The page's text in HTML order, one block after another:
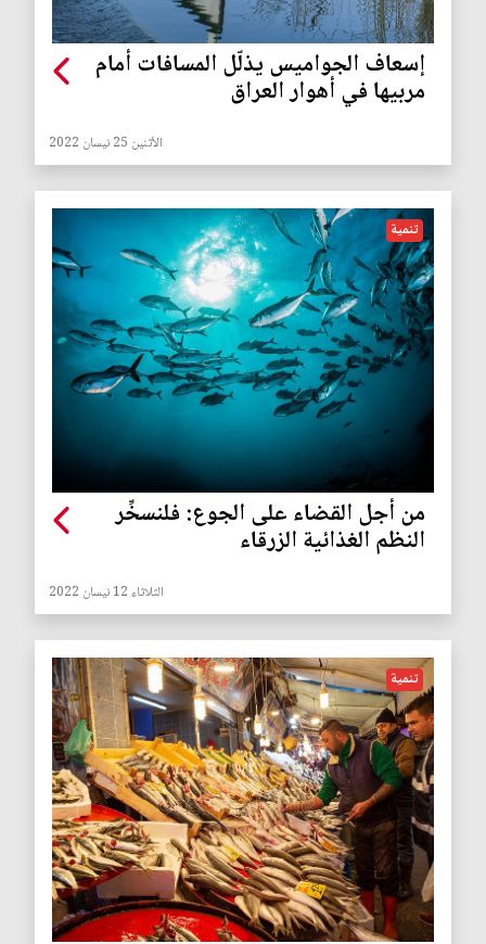
إسعاف الجواميس يذلّل المسافات أمام
مربيها في أهوار العراق
الأثنين 25 نيسان 2022
تنمية
من أجل القضاء على الجوع: فلنسخِّر
النظم الغذائية الزرقاء
الثلاثاء 12 نيسان 2022
تنمية